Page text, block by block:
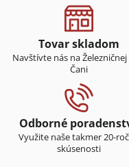
Tovar skladom
Navštívte nás na Železničnej
Čani
Odborné
Využite naše takmer 20-
skúsenosti